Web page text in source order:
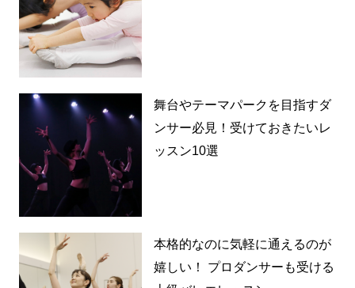
舞台やテーマパークを目指すダ
ンサー必見！受けておきたいレ
ッスン10選
本格的なのに気軽に通えるのが
嬉しい！ プロダンサーも受ける